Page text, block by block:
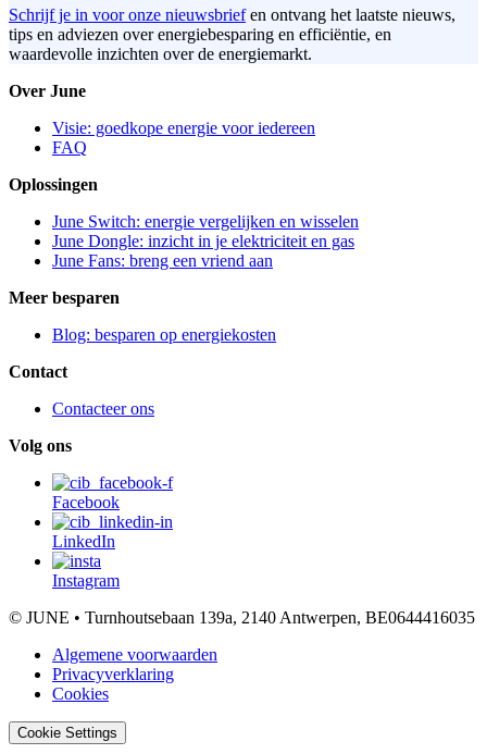
Schrijf je in voor onze nieuwsbriefen ontvang het laatste nieuws,
tips en adviezen over energiebesparing en efficiëntie, en
waardevolle inzichten over de energiemarkt.
Over June
Visie: goedkope energie voor iedereen
FAQ
Oplossingen
June Switch: energie vergelijken en wisselen
June Dongle: inzicht in je elektriciteit en gas
June Fans: breng een vriend aan
Meer besparen
Blog: besparen op energiekosten
Contact
Contacteer ons
Volg ons
Facebook
LinkedIn
Instagram
© JUNE • Turnhoutsebaan 139a, 2140 Antwerpen, BE0644416035
Algemene voorwaarden
Privacyverklaring
Cookies
Cookie Settings